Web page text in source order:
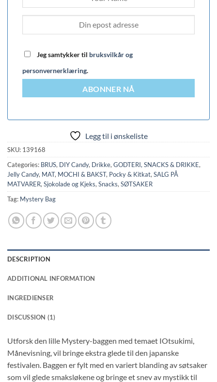
Jeg samtykker til bruksvilkår og
personvernerklæring.
ABONNER NÅ
Legg til i ønskeliste
SKU: 139168
Categories: BRUS, DIY Candy, Drikke, GODTERI, SNACKS & DRIKKE,
Jelly Candy, MAT, MOCHI & BAKST, Pocky & Kitkat, SALG PÅ
MATVARER, Sjokolade og Kjeks, Snacks, SØTSAKER
Tag: Mystery Bag
DESCRIPTION
ADDITIONAL INFORMATION
INGREDIENSER
DISCUSSION (1)
Utforsk den lille Mystery-baggen med temaet IOtsukimi,
Månevisning, vil bringe ekstra glede til den japanske
festivalen. Baggen er fylt med en variert blanding av søtsaker
som vil glede smaksløkene og bringe et snev av mystikk til